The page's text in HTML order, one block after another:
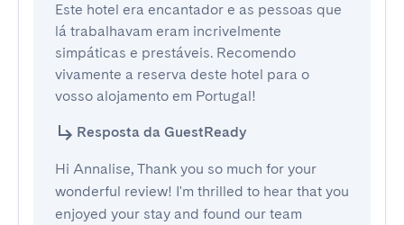
Este hotel era encantador e as pessoas que
lá trabalhavam eram incrivelmente
simpáticas e prestáveis. Recomendo
vivamente a reserva deste hotel para o
vosso alojamento em Portugal!
Resposta da GuestReady
Hi Annalise, Thank you so much for your
wonderful review! I'm thrilled to hear that you
enjoyed your stay and found our team